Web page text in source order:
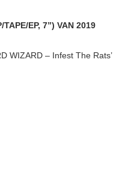
EP, 7”) VAN 2019
WIZARD – Infest The Rats’